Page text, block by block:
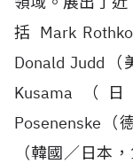
括 Mark
Donald Judd
Kusama（
Posenenske（
（韓國／日本